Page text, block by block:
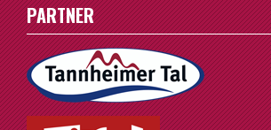
PARTNER